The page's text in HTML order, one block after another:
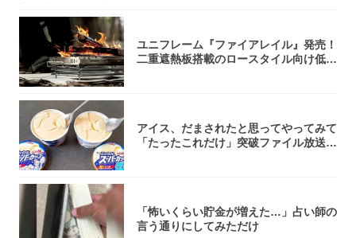
ユニフレーム『ファイアレイル』発売！
二重遮熱板搭載のロースタイル向け低型
アイス、だまされたと思ってやってみて
「たったこれだけ」突破ファイル放送で
「怖いくらい貯金が増えた…」占い師の
言う通りにしてみただけ